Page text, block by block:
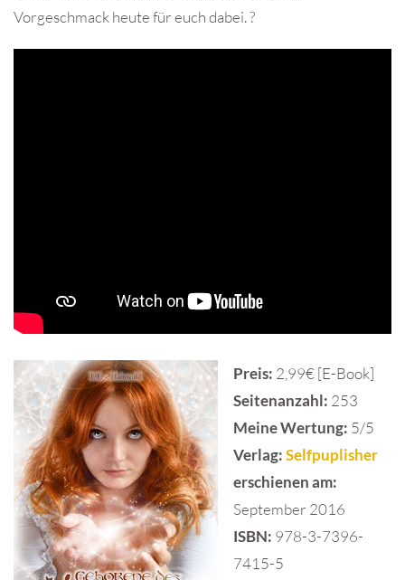
Vorgeschmack heute für euch dabei. ?
Preis: 2,99€ [E-Book]
Seitenanzahl: 253
Meine Wertung: 5/5
Verlag:Selfpuplisher
erschienen am:
September 2016
ISBN: 978-3-7396-
7415-5